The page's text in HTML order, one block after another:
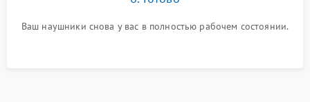
Ваш наушники снова у вас в полностью рабочем состоянии.